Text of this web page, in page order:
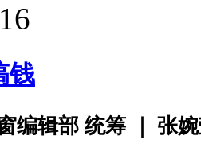
钱
编辑部 统筹 ｜ 张